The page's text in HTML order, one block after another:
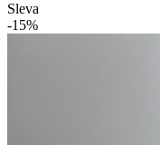
Sleva
-15%